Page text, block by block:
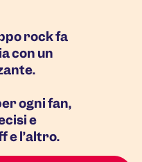
rock fa
con un
ogni fan,
e
e l’altro.